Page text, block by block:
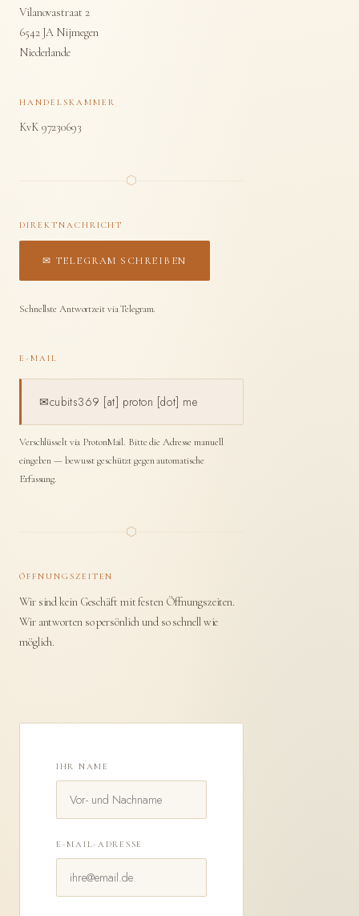
Vilanovastraat 2
6542 JA Nijmegen
Niederlande
HANDELSKAMMER
KvK 97230693
⬡
DIREKTNACHRICHT
✉ TELEGRAM SCHREIBEN
Schnellste Antwortzeit via Telegram.
E-MAIL
✉cubits369 [at] proton [dot] me
Verschlüsselt via ProtonMail. Bitte die Adresse manuell
eingeben — bewusst geschützt gegen automatische
Erfassung.
⬡
ÖFFNUNGSZEITEN
Wir sind kein Geschäft mit festen Öffnungszeiten.
Wir antworten so persönlich und so schnell wie
möglich.
IHR NAME
E-MAIL-ADRESSE